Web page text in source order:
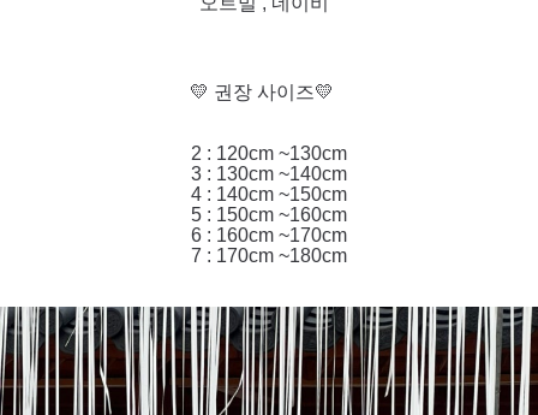
💛 권장 사이즈💛
2 : 120cm ~130cm
3 : 130cm ~140cm
4 : 140cm ~150cm
5 : 150cm ~160cm
6 : 160cm ~170cm
7 : 170cm ~180cm